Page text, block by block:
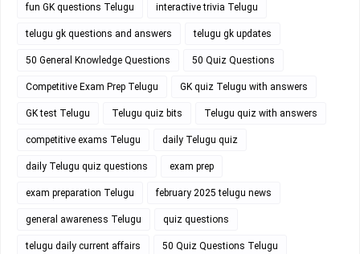
fun GK questions Telugu interactive trivia Telugu
telugu gk questions and answers telugu gk updates
50 General Knowledge Questions 50 Quiz Questions
Competitive Exam Prep Telugu GK quiz Telugu with answers
GK test Telugu Telugu quiz bits Telugu quiz with answers
competitive exams Telugu daily Telugu quiz
daily Telugu quiz questions exam prep
exam preparation Telugu february 2025 telugu news
general awareness Telugu quiz questions
telugu daily current affairs 50 Quiz Questions Telugu